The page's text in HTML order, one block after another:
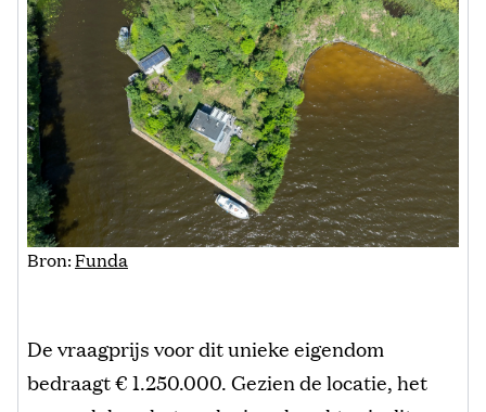
Bron:Funda
De vraagprijs voor dit unieke eigendom
bedraagt € 1.250.000. Gezien de locatie, het